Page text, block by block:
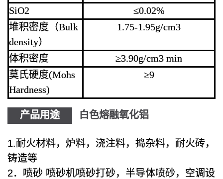
SiO2
≤0.02%
堆积密度（Bulk
density）
1.75-1.95g/cm3
体积密度
≥3.90g/cm3 min
莫氏硬度(Mohs
Hardness)
≥9
产品用途 白色熔融氧化铝
1.耐火材料，炉料，浇注料，捣杂料，耐火砖，
铸造等
2．喷砂 喷砂机喷砂打砂，半导体喷砂，空调设